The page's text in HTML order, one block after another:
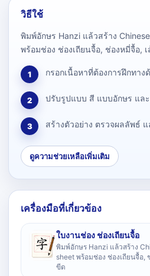
วิธีใช้
พิมพ์อักษร Hanzi แล้วสร้าง
พร้อมช่อง ช่องเถียนจื้อ, ช่องหมี่จื้อ,
1 กรอกเนื้อหาที่ต้องการฝึกทาง
2 ปรับรูปแบบ สี แบบอักษร แล
3 สร้างตัวอย่าง ตรวจผลลัพธ์
ดูความช่วยเหลือเพิ่มเติม
เครื่องมือที่เกี่ยวข้อง
ใบงานช่อง ช่องเถียนจื้อ
พิมพ์อักษร Hanzi แล้วสร้าง
sheet พร้อมช่อง ช่องเถียนจื้อ,
ขีด